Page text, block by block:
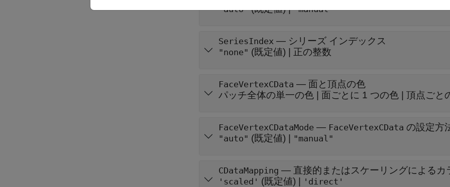
"auto"(既定値) |"manual"
SeriesIndex — シリーズ インデックス
"none" (既定値) | 正の整数
FaceVertexCData — 面と頂点の色
パッチ全体の単一の色
面ごとに 1 つの色 頂点ごと
FaceVertexCDataMode — FaceVertexCData の設定方
"auto" (既定値) | "manual"
CDataMapping — 直接的またはスケーリングによる
'scaled' (既定値) | 'direct'